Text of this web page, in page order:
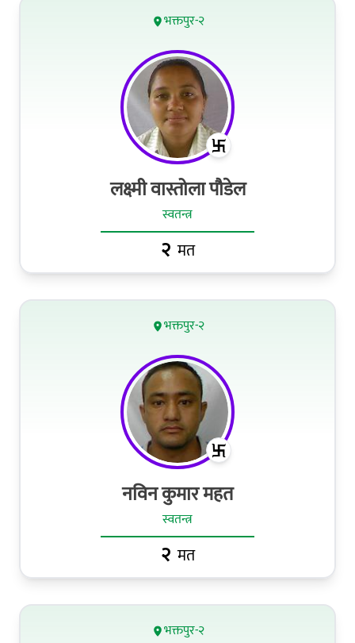
भक्तपुर-२
लक्ष्मी वास्तोला पौडेल
स्वतन्त्र
२ मत
भक्तपुर-२
नविन कुमार महत
स्वतन्त्र
२ मत
भक्तपुर-२